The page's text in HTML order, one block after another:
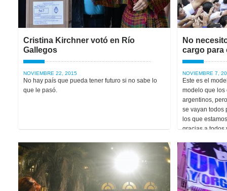
Cristina Kirchner votó en Río
Gallegos
NOVIEMBRE 22, 2015
No hay país que pueda tener futuro si no sabe lo
que le pasó.
No
cargo para
NOVIEMBRE 7,
Este es el
modelo que los
argentinos,
se vayan todos
los que
gracias a todos